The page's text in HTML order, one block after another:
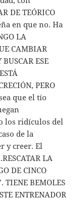
DE TEÓRICO
en que no. Ha
LA
CAMBIAR
ESE
PERO
que el tío
los ridículos del
de la
y creer. El
LA
DE CINCO
TIENE BEMOLES
ENTRENADOR